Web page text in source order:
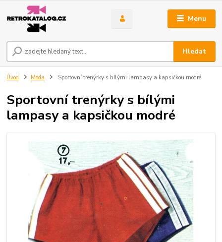
Menu
Hledat
Úvod Móda Sportovní trenýrky s bílými lampasy a kapsičkou modré
Sportovní trenýrky s bílými
lampasy a kapsičkou modré